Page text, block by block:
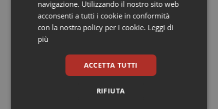
Salute orale & impianti
Sangue & coagulazione
controllo sulle agende di
prenotazione passa ad Agenas. Saltano l’aumento
delle tariffe ospedaliere e la proroga dei gettonisti
27.000 posti per Medicina, 3.000 in
più rispetto a scorso anno
Pnrr Salute. Missione 6 verso il
navigazione. Utilizzando il nostro sito web
acconsenti a tutti i cookie in conformità
con la nostra policy per i cookie. Leggi di
più
ACCETTA TUTTI
RIFIUTA